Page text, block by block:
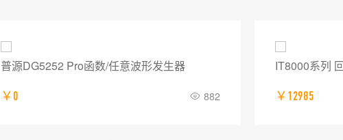
普源DG5252 Pro函数/任意波形发生器
￥0 882
IT8000系列
￥12985